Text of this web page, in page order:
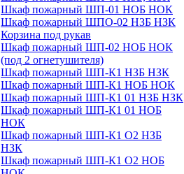
Шкаф пожарный ШП-01 НОБ НОК
Шкаф пожарный ШПО-02 НЗБ НЗК
Корзина под рукав
Шкаф пожарный ШП-02 НОБ НОК
(под 2 огнетушителя)
Шкаф пожарный ШП-К1 НЗБ НЗК
Шкаф пожарный ШП-К1 НОБ НОК
Шкаф пожарный ШП-К1 01 НЗБ НЗК
Шкаф пожарный ШП-К1 01 НОБ
НОК
Шкаф пожарный ШП-К1 О2 НЗБ
НЗК
Шкаф пожарный ШП-К1 О2 НОБ